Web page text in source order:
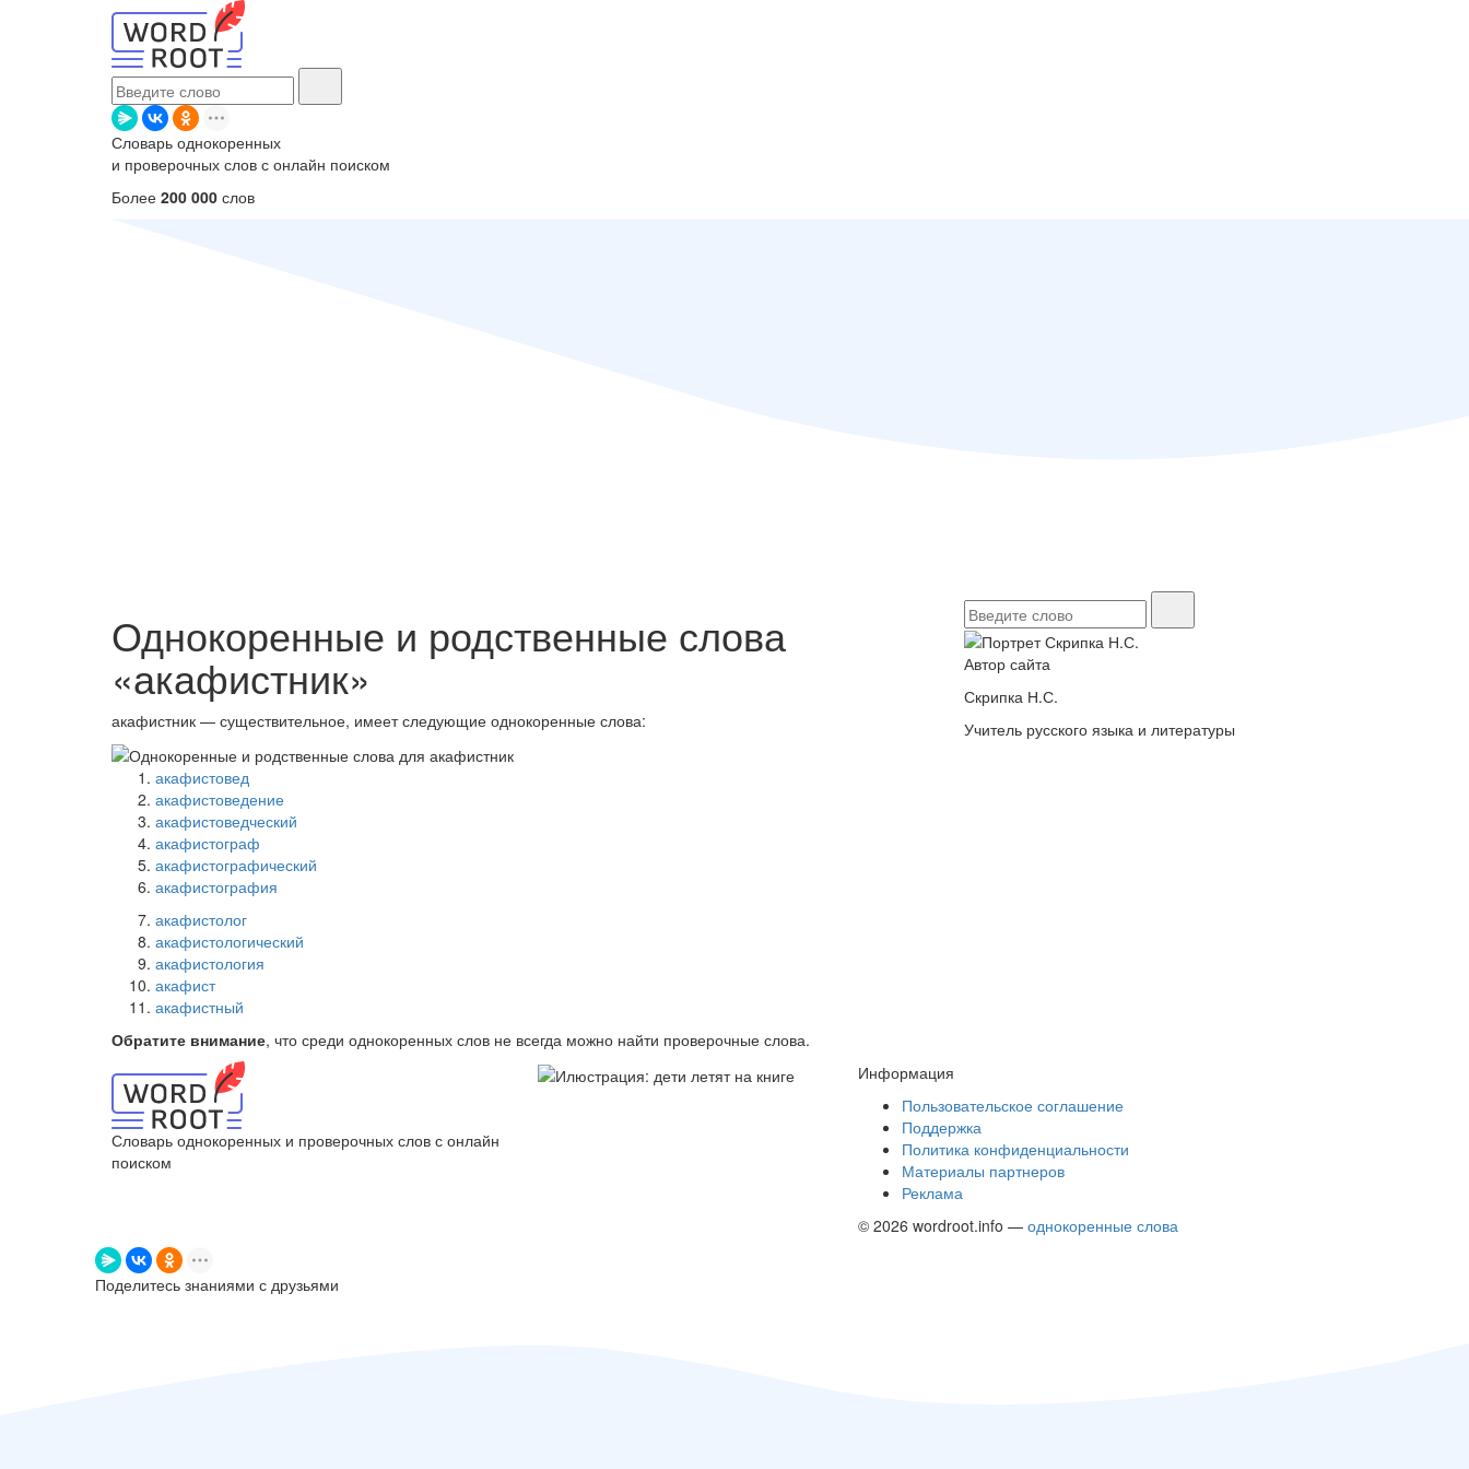
Словарь однокоренных
и проверочных слов с онлайн поиском
Более 200 000 слов
Однокоренные и родственные слова
«акафистник»
акафистник — существительное, имеет следующие однокоренные слова:
акафистовед
акафистоведение
акафистоведческий
акафистограф
акафистографический
акафистография
акафистолог
акафистологический
акафистология
акафист
акафистный
Обратите внимание, что среди однокоренных слов не всегда можно найти проверочные слова.
Автор сайта
Скрипка Н.С.
Учитель русского языка и литературы
Словарь однокоренных и проверочных слов с онлайн
поиском
Информация
Пользовательское соглашение
Поддержка
Политика конфиденциальности
Материалы партнеров
Реклама
© 2026 wordroot.info — однокоренные слова
Поделитесь знаниями с друзьями